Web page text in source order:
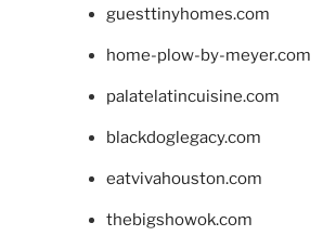
guesttinyhomes.com
home-plow-by-meyer.com
palatelatincuisine.com
blackdoglegacy.com
eatvivahouston.com
thebigshowok.com